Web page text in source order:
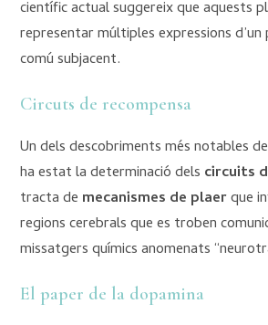
científic actual suggereix que aquests
representar múltiples expressions
comú subjacent.
Circuts de recompensa
Un dels descobriments més notables
ha estat la determinació dels circuits
tracta de mecanismes de plaerque
regions cerebrals que es troben
missatgers químics anomenats
El paper de la dopamina